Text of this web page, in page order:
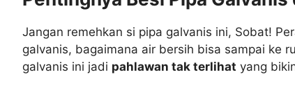
Jangan remehkan si pipa galvanis ini, Sobat!
galvanis, bagaimana air bersih bisa sampai ke
galvanis ini jadi pahlawan tak terlihat yang